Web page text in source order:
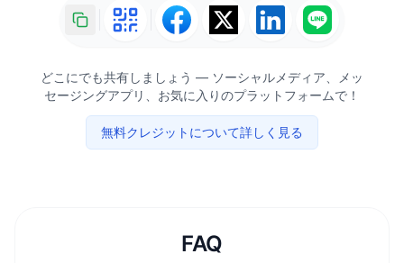
どこにでも共有しましょう ― ソーシャルメディア、メッ
セージングアプリ、お気に入りのプラットフォームで！
無料クレジットについて詳しく見る
FAQ